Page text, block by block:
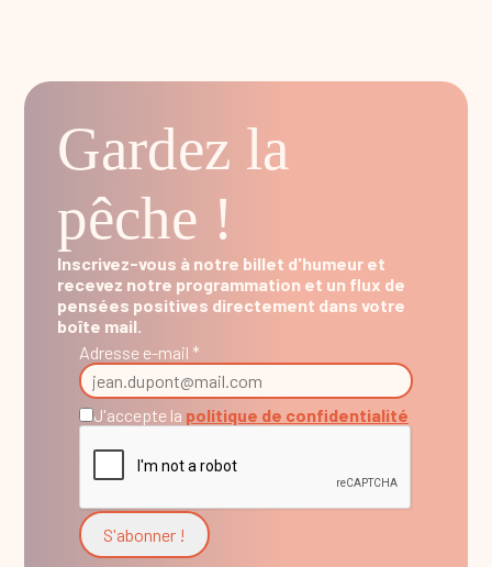
Gardez la
pêche !
Inscrivez-vous à notre billet d'humeur et
recevez notre programmation et un flux de
pensées positives directement dans votre
boîte mail.
Adresse e-mail *
J'accepte la politique de confidentialité